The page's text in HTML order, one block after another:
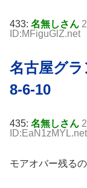
433: 名無しさん
ID:MFiguGlZ.net
名古屋グラ
8-6-10
435: 名無しさん
ID:EaN1zMYL.net
モアオバー残る